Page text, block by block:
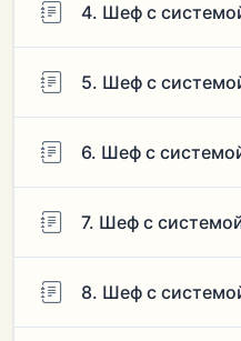
4. Шеф с
5. Шеф с
6. Шеф с
7. Шеф с
8. Шеф с